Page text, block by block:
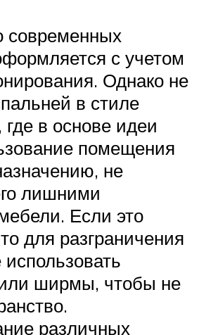
современных
с учетом
Однако не
в стиле
в основе идеи
помещения
не
лишними
Если это
для разграничения
или ширмы, чтобы не
различных